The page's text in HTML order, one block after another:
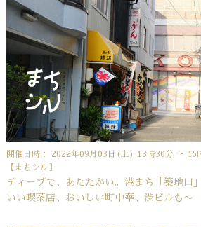
開催日時： 2022年09月03日(土) 13時30分 ～ 15
【まちシル】
ディープで、あたたかい。港まち「築地口
いい喫茶店、おいしい町中華、渋ビルも〜